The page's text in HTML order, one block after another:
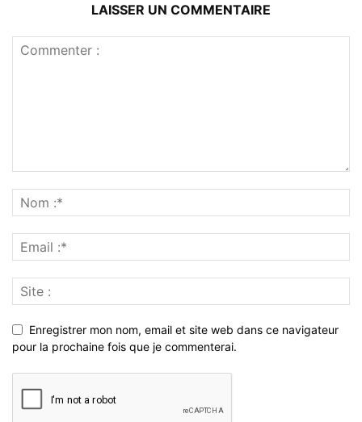
LAISSER UN COMMENTAIRE
Enregistrer mon nom, email et site web dans ce navigateur
pour la prochaine fois que je commenterai.